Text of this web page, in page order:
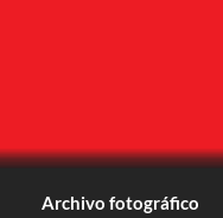
Archivo fotográfico